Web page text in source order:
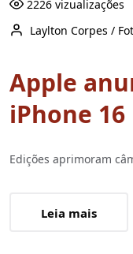
2226 vizualizações
Laylton Corpes /
Apple
iPhone 16
Edições aprimoram
Leia mais